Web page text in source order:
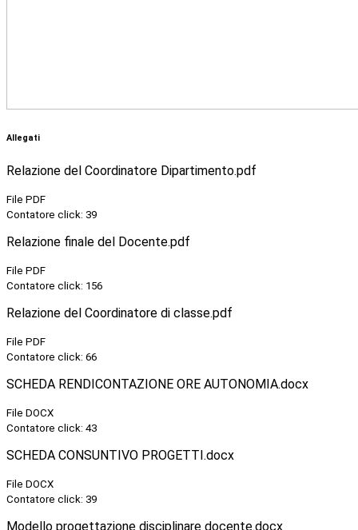
Allegati
Relazione del Coordinatore Dipartimento.pdf
File PDF
Contatore click: 39
Relazione finale del Docente.pdf
File PDF
Contatore click: 156
Relazione del Coordinatore di classe.pdf
File PDF
Contatore click: 66
SCHEDA RENDICONTAZIONE ORE AUTONOMIA.docx
File DOCX
Contatore click: 43
SCHEDA CONSUNTIVO PROGETTI.docx
File DOCX
Contatore click: 39
Modello progettazione disciplinare docente.docx